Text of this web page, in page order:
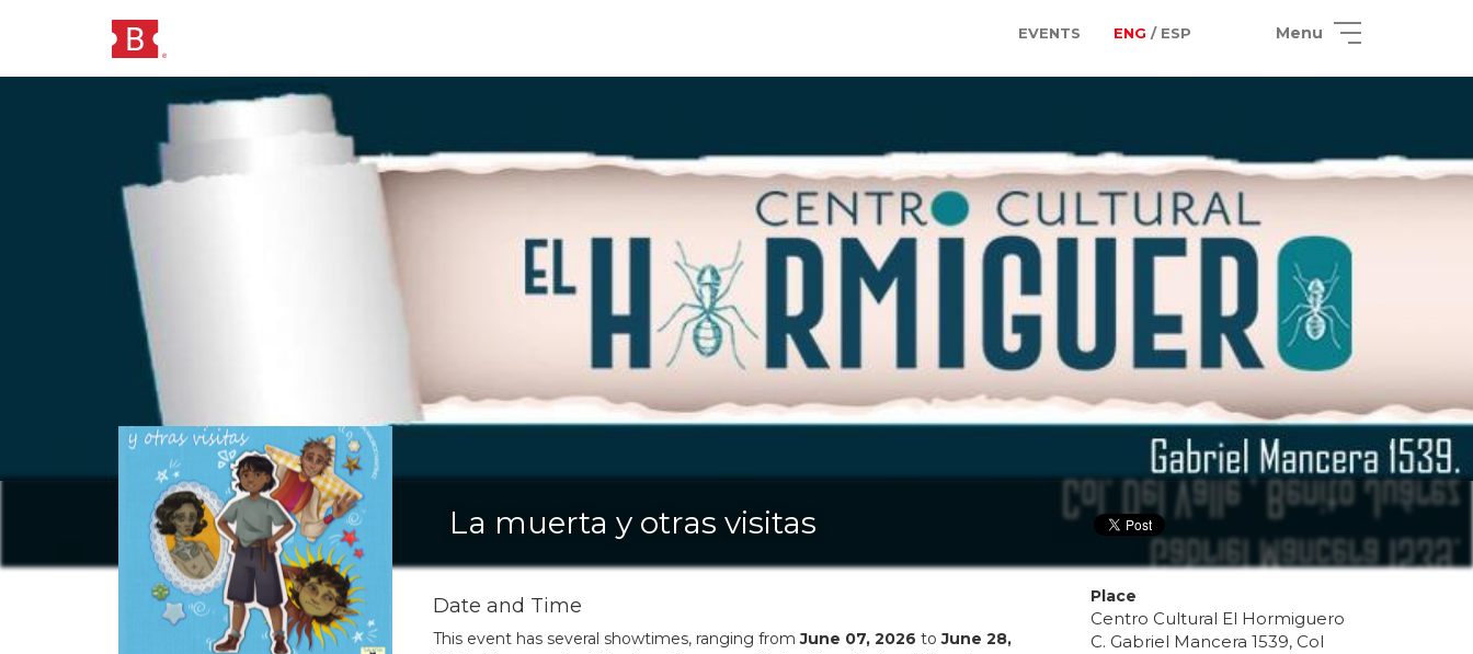
EVENTS ENG / ESP Menu
La muerta y otras visitas
Date and Time
This event has several showtimes, ranging fromJune 07, 2026 toJune 28,
Place
Centro Cultural El Hormiguero
C. Gabriel Mancera 1539, Col